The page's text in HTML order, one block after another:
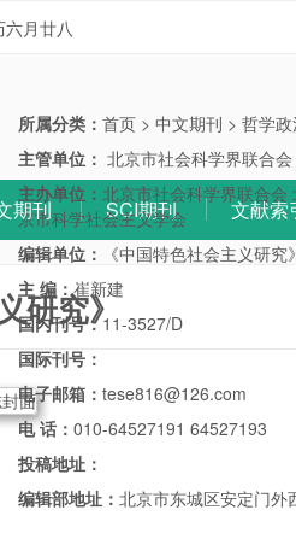
月廿八
期刊 SCI期刊 文献索
研究》
所属分类：首页 >中文期刊 >哲学
主管单位：北京市社会科学界联合会
主办单位：北京市社会科学界联合
京市科学社会主义学会
编辑单位：
《中国特色社会主义研究
主 编：崔新建
国内刊号：11-3527/D
国际刊号：
电子邮箱：tese816@126.com
电 话：010-64527191 64527193
投稿地址：
编辑部地址：北京市东城区安定门外